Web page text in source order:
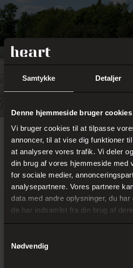
Samtykke Detaljer
Denne hjemmeside bruger cookies
Vi bruger cookies til at tilpasse
annoncer, til at vise dig funktioner
at analysere vores trafik. Vi deler
din brug af vores hjemmeside med
for sociale medier,
analysepartnere. Vores partnere
data med andre oplysninger, du
de har indsamlet fra din brug af
Nødvendig
HEART– Herning Museum of
Bitten & Aage Damgaards Plads 2
7400 Herning
T: +45 9712 1033
med bus og tog
Du kan tage toget til Birk
500 meter til HEART. Fra Herning
benytte bybus nr. 2, som holder i
HEART.